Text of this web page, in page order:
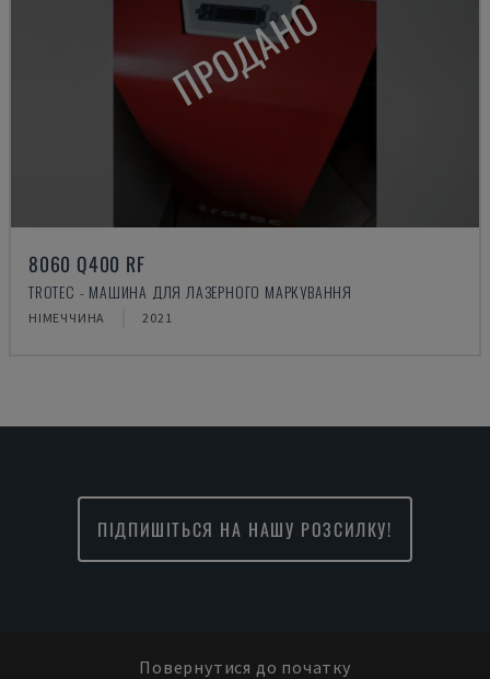
ПРОДАНО
8060 Q400 RF
TROTEC - МАШИНА ДЛЯ ЛАЗЕРНОГО МАРКУВАННЯ
НІМЕЧЧИНА 2021
ПІДПИШІТЬСЯ НА НАШУ РОЗСИЛКУ!
Повернутися до початку